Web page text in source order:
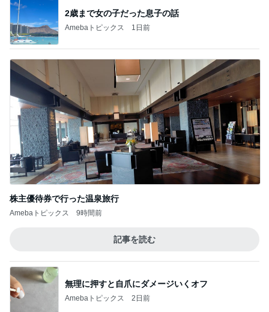
株主優待券で行った温泉旅行
Amebaトピックス 9時間前
記事を読む
無理に押すと自爪にダメージいくオフ
Amebaトピックス 2日前
Amebaトピックス 10時間前
上野で絵を見た後のインバウンド下見
Amebaトピックス 1日前